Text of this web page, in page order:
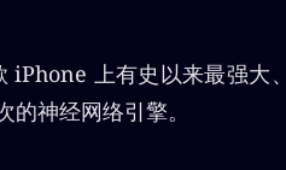
上有史以来最强大
神经网络引擎。